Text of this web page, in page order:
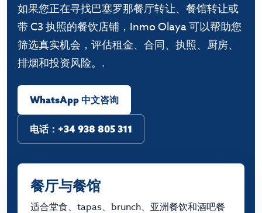
如果您正在寻找巴塞罗那餐厅转让、餐馆转让或
带 C3 执照的餐饮店铺，Inmo Olaya 可以帮助您
筛选真实机会，评估租金、合同、执照、厨房、
排烟和投资风险。.
WhatsApp 中文咨询
电话：+34 938 805 311
餐厅与餐馆
适合堂食、tapas、brunch、亚洲餐饮和酒吧餐